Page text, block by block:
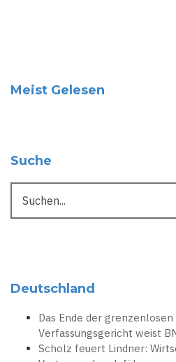
Meist Gelesen
Suche
Deutschland
Das Ende der
Verfassungsgericht weist
Scholz feuert Lindner: